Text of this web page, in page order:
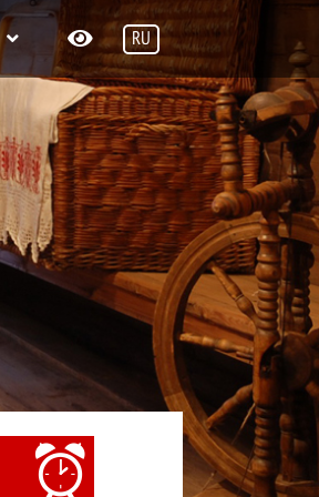
RU
EN
билеты